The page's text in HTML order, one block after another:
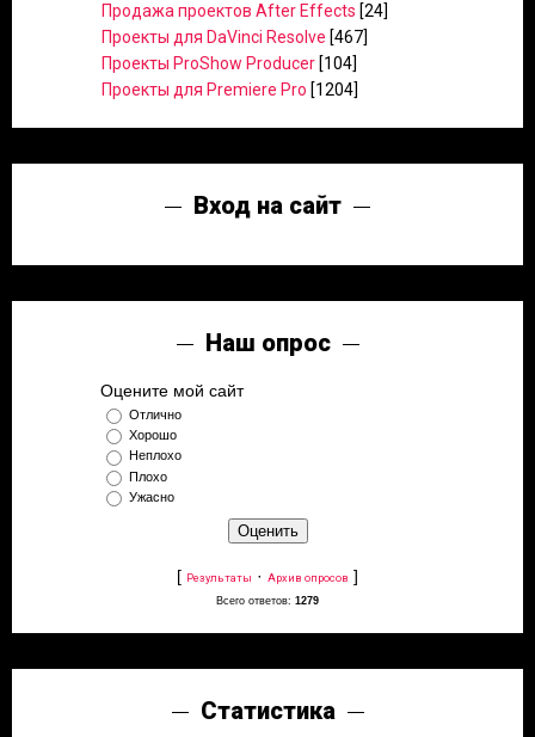
Продажа проектов After Effects [24]
Проекты для DaVinci Resolve [467]
Проекты ProShow Producer [104]
Проекты для Premiere Pro [1204]
Вход на сайт
Наш опрос
Оцените мой сайт
Отлично
Хорошо
Неплохо
Плохо
Ужасно
[ Результаты · Архив опросов ]
Всего ответов: 1279
Статистика